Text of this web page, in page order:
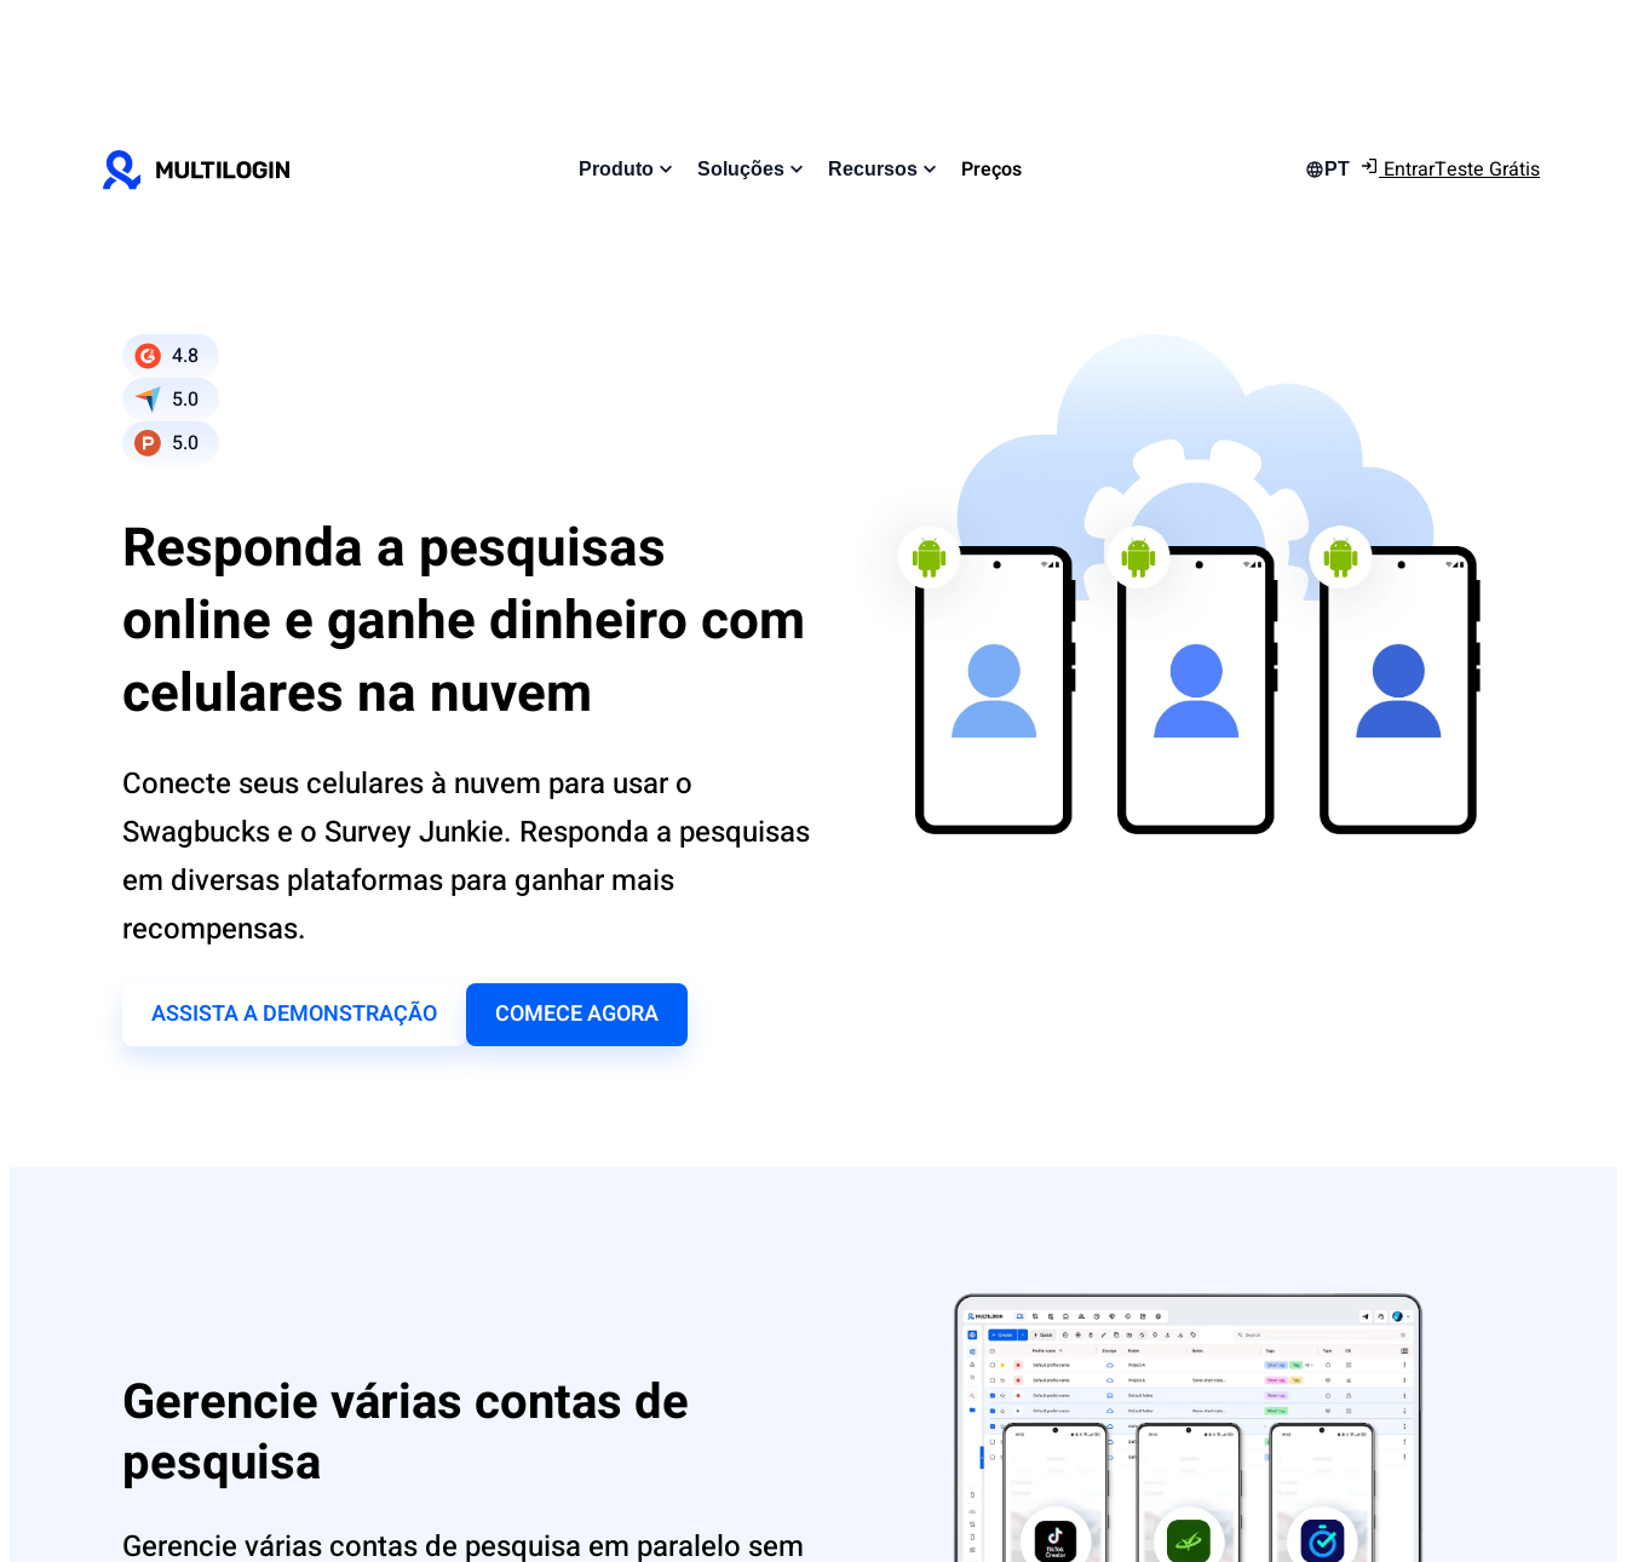
Produto Soluções Recursos Preços PT EntrarTeste Grátis
4.8
5.0
5.0
Responda a pesquisas
online e ganhe dinheiro com
celulares na nuvem
Conecte seus celulares à nuvem para usar o
Swagbucks e o Survey Junkie. Responda a pesquisas
em diversas plataformas para ganhar mais
recompensas.
ASSISTA A DEMONSTRAÇÃO COMECE AGORA
Gerencie várias contas de
pesquisa
Gerencie várias contas de pesquisa em paralelo sem